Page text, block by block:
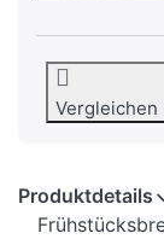
Vergleichen
Produktdetails